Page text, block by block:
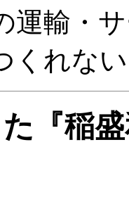
運輸・
くれな
『稲